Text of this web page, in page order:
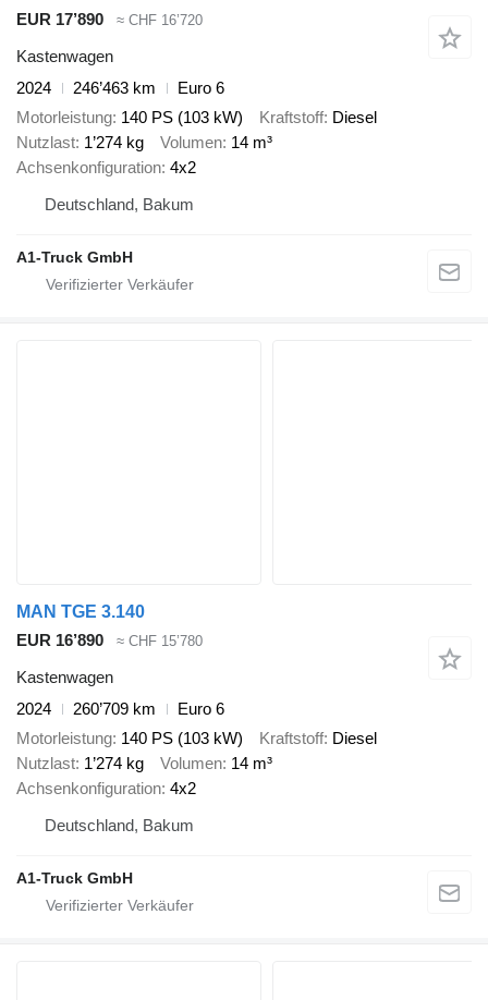
EUR 17’890 ≈ CHF 16’720
Kastenwagen
2024
246’463 km
Euro 6
Motorleistung 140 PS (103 kW) Kraftstoff Diesel
Nutzlast 1’274 kg Volumen 14 m³
Achsenkonfiguration 4x2
Deutschland, Bakum
A1-Truck GmbH
MAN TGE 3.140
EUR 16’890
≈ CHF 15’780
Kastenwagen
2024
260’709 km
Euro 6
Motorleistung 140 PS (103 kW) Kraftstoff Diesel
Nutzlast 1’274 kg Volumen 14 m³
Achsenkonfiguration 4x2
Deutschland, Bakum
A1-Truck GmbH